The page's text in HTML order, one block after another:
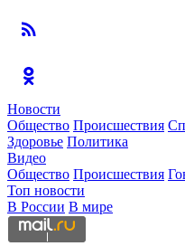
Новости
Общество Происшествия
Здоровье Политика
Видео
Общество Происшествия
Топ новости
В России В мире